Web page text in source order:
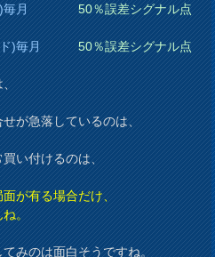
(リラ)毎月50％誤差シグナル点
ンド)毎月50％誤差シグナル点
、
が急落しているのは、
い付けるのは、
が有る場合だけ、
ね。
みのは面白そうですね。